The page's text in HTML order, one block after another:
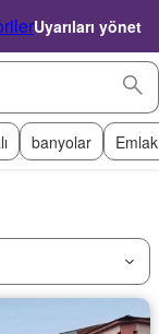
Uyarıları yönet
banyolar